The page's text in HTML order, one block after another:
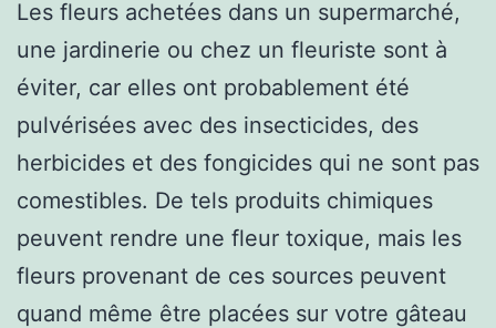
Les fleurs achetées dans un supermarché,
une jardinerie ou chez un fleuriste sont à
éviter, car elles ont probablement été
pulvérisées avec des insecticides, des
herbicides et des fongicides qui ne sont pas
comestibles. De tels produits chimiques
peuvent rendre une fleur toxique, mais les
fleurs provenant de ces sources peuvent
quand même être placées sur votre gâteau